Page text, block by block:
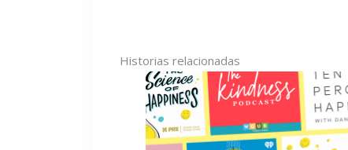
Historias relacionadas